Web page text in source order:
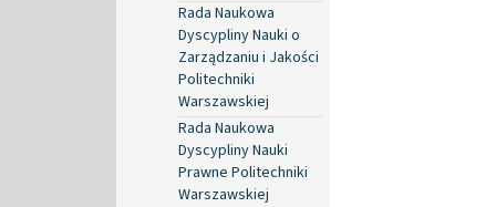
Rada Naukowa
Dyscypliny Nauki o
Zarządzaniu i Jakości
Politechniki
Warszawskiej
Rada Naukowa
Dyscypliny Nauki
Prawne Politechniki
Warszawskiej